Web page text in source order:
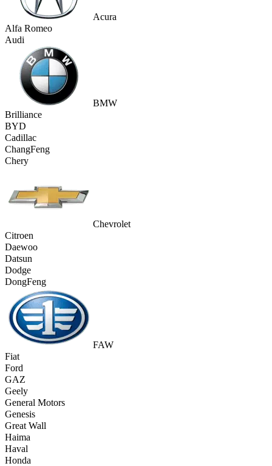
Acura
Alfa Romeo
Audi
BMW
Brilliance
BYD
Cadillac
ChangFeng
Chery
Chevrolet
Citroen
Daewoo
Datsun
Dodge
DongFeng
FAW
Fiat
Ford
GAZ
Geely
General Motors
Genesis
Great Wall
Haima
Haval
Honda